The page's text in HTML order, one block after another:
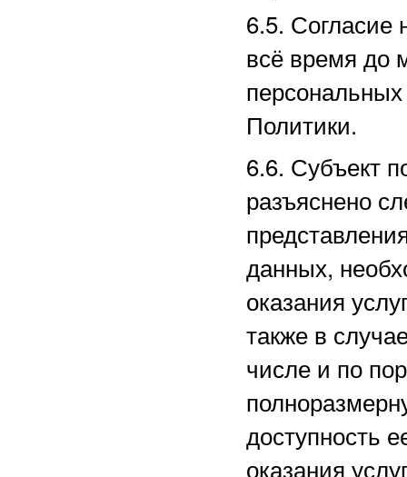
6.5. Согласие
всё время до
Политики.
6.6. Субъект
разъяснено
данных,
оказания
также в
числе и по
доступность
оказания